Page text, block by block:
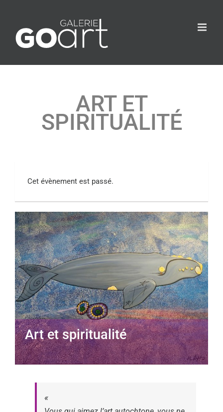
ART ET
SPIRITUALITÉ
Cet évènement est passé.
Art et spiritualité